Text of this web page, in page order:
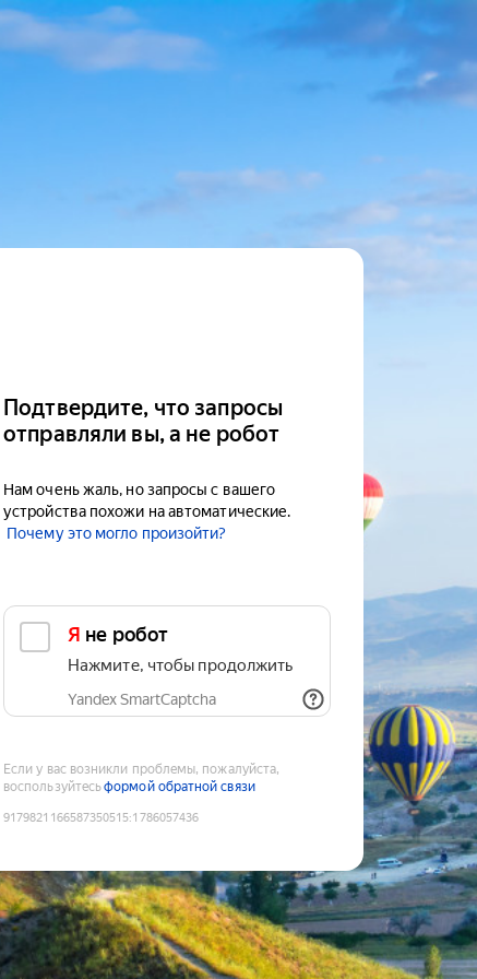
Подтвердите, что запросы
отправляли вы, а не робот
Нам очень жаль, но запросы с вашего
устройства похожи на автоматические.
Почему это могло произойти?
Я не робот
Нажмите, чтобы продолжить
Yandex SmartCaptcha
Если у вас возникли проблемы, пожалуйста,
воспользуйтесьформой обратной связи
9179821166587350515:1786057436